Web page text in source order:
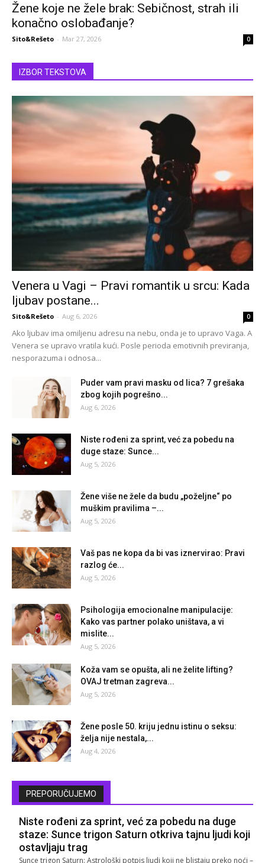
Žene koje ne žele brak: Sebičnost, strah ili
konačno oslobađanje?
Sito&Rešeto - Mar 27, 2026 0
IZBOR TEKSTOVA
Venera u Vagi – Pravi romantik u srcu: Kada
ljubav postane...
Sito&Rešeto - Aug 6, 2026 0
Ako ljubav ima omiljenu adresu na nebu, onda je to upravo Vaga. A
Venera se upravo vratila kući. Posle perioda emotivnih previranja,
nesporazuma i odnosa...
Puder vam pravi masku od lica? 7 grešaka
zbog kojih pogrešno...
Aug 6, 2026
Niste rođeni za sprint, već za pobedu na
duge staze: Sunce...
Aug 5, 2026
Žene više ne žele da budu „poželjne“ po
muškim pravilima –...
Aug 5, 2026
Vaš pas ne kopa da bi vas iznervirao: Pravi
razlog će...
Aug 5, 2026
Psihologija emocionalne manipulacije:
Kako vas partner polako uništava, a vi
mislite...
Aug 5, 2026
Koža vam se opušta, ali ne želite lifting?
OVAJ tretman zagreva...
Aug 5, 2026
Žene posle 50. kriju jednu istinu o seksu:
želja nije nestala,...
Aug 4, 2026
PREPORUČUJEMO
Niste rođeni za sprint, već za pobedu na duge
staze: Sunce trigon Saturn otkriva tajnu ljudi koji
ostavljaju trag
Sunce trigon Saturn: Astrološki potpis ljudi koji ne blistaju preko noći –